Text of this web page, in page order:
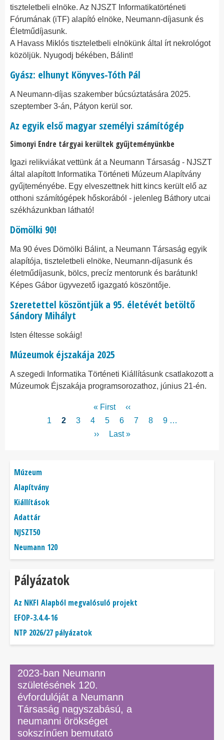
tiszteletbeli elnöke. Az NJSZT Informatikatörténeti
Fórumának (iTF) alapító elnöke, Neumann-díjasunk és
Életműdíjasunk.
A Havass Miklós tiszteletbeli elnökünk által írt nekrológot
közöljük. Nyugodj békében, Bálint!
Gyász: elhunyt Könyves-Tóth Pál
A Neumann-díjas szakember búcsúztatására 2025.
szeptember 3-án, Pátyon kerül sor.
Az egyik első magyar személyi számítógép
Simonyi Endre tárgyai kerültek gyűjteményünkbe
Igazi relikviákat vettünk át a Neumann Társaság - NJSZT
által alapított Informatika Történeti Múzeum Alapítvány
gyűjteményébe. Egy elveszettnek hitt kincs került elő az
otthoni számítógépek hőskorából - jelenleg Báthory utcai
székházunkban látható!
Dömölki 90!
Ma 90 éves Dömölki Bálint, a Neumann Társaság egyik
alapítója, tiszteletbeli elnöke, Neumann-díjasunk és
életműdíjasunk, bölcs, precíz mentorunk és barátunk!
Képes Gábor ügyvezető igazgató köszöntője.
Szeretettel köszöntjük a 95. életévét betöltő
Sándory Mihályt
Isten éltesse sokáig!
Múzeumok éjszakája 2025
A szegedi Informatika Történeti Kiállításunk csatlakozott a
Múzeumok Éjszakája programsorozathoz, június 21-én.
Első
oldal
« First
Előző
oldal
‹‹
Page
1
Jelenlegi
2 Page
3 Page
4 Page
5 Page
6 Page
7 Page
8 Page
9 …
Következő
››
Utolsó
Last »
Főmenü
Múzeum
Alapítvány
Kiállítások
Adattár
NJSZT50
Neumann 120
Pályázatok
Az NKFI Alapból megvalósuló projekt
EFOP-3.4.4-16
NTP 2026/27 pályázatok
2023-ban Neumann
születésének 120.
évfordulóját a Neumann
Társaság nagyszabású, a
neumanni örökséget
sokszínűen bemutató